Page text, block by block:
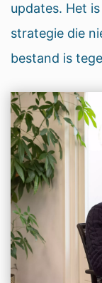
updates. Het
strategie die
bestand is